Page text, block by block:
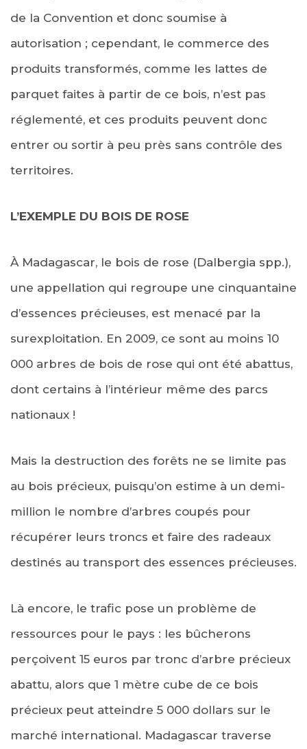
de la Convention et donc soumise à
autorisation ; cependant, le commerce des
produits transformés, comme les lattes de
parquet faites à partir de ce bois, n’est pas
réglementé, et ces produits peuvent donc
entrer ou sortir à peu près sans contrôle des
territoires.
L’EXEMPLE DU BOIS DE ROSE
À Madagascar, le bois de rose (Dalbergia spp.),
une appellation qui regroupe une cinquantaine
d’essences précieuses, est menacé par la
surexploitation. En 2009, ce sont au moins 10
000 arbres de bois de rose qui ont été abattus,
dont certains à l’intérieur même des parcs
nationaux !
Mais la destruction des forêts ne se limite pas
au bois précieux, puisqu’on estime à un demi-
million le nombre d’arbres coupés pour
récupérer leurs troncs et faire des radeaux
destinés au transport des essences précieuses.
Là encore, le trafic pose un problème de
ressources pour le pays : les bûcherons
perçoivent 15 euros par tronc d’arbre précieux
abattu, alors que 1 mètre cube de ce bois
précieux peut atteindre 5 000 dollars sur le
marché international. Madagascar traverse